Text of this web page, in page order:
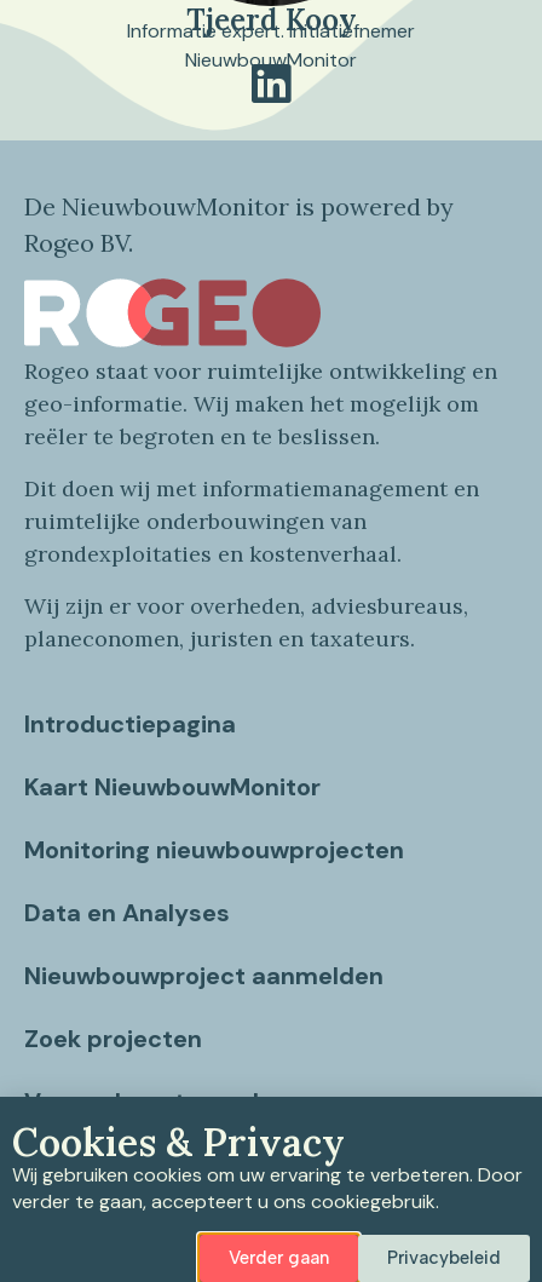
Tjeerd Kooy
Informatie expert. Initiatiefnemer
NieuwbouwMonitor
De NieuwbouwMonitor is powered by
Rogeo BV.
Rogeo staat voor ruimtelijke ontwikkeling en
geo-informatie. Wij maken het mogelijk om
reëler te begroten en te beslissen.
Dit doen wij met informatiemanagement en
ruimtelijke onderbouwingen van
grondexploitaties en kostenverhaal.
Wij zijn er voor overheden, adviesbureaus,
planeconomen, juristen en taxateurs.
Introductiepagina
Kaart NieuwbouwMonitor
Monitoring nieuwbouwprojecten
Data en Analyses
Nieuwbouwproject aanmelden
Zoek projecten
Vragen beantwoord
Contact
Cookiebeleid
Cookies & Privacy
Wij gebruiken cookies om uw ervaring te verbeteren. Door
verder te gaan, accepteert u ons cookiegebruik.
Verder gaan Privacybeleid